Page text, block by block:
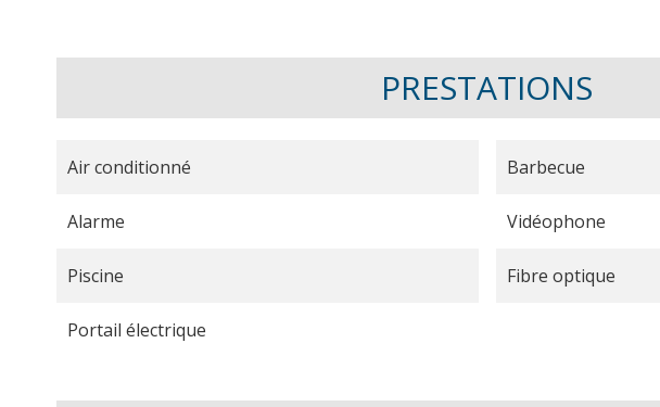
PRESTATIONS
Air conditionné Barbecue
Alarme Vidéophone
Piscine Fibre optique
Portail électrique